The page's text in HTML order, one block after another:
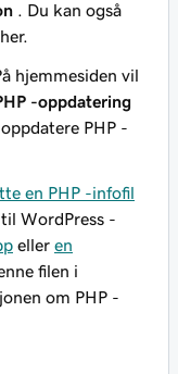
. Du kan også
hjemmesiden vil
-oppdatering
PHP -
en PHP -infofil
WordPress -
eller en
filen i
om PHP -